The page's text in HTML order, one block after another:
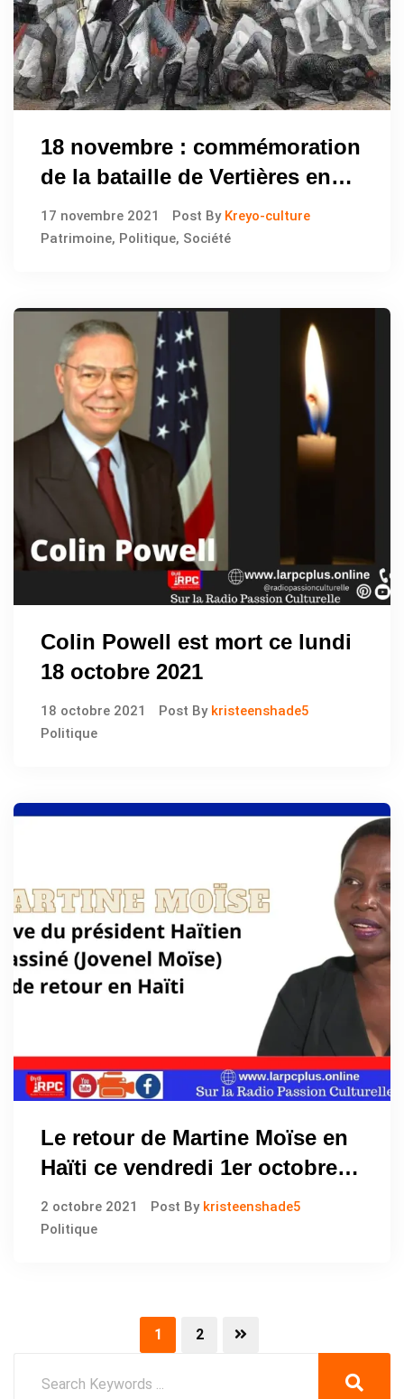
18 novembre : commémoration
de la bataille de Vertières en
Haïti, symbole de liberté
ailleurs
17 novembre 2021 Post By Kreyo-culture
Patrimoine, Politique, Société
Colin Powell est mort ce lundi
18 octobre 2021
18 octobre 2021 Post By kristeenshade5
Politique
Le retour de Martine Moïse en
Haïti ce vendredi 1er octobre
2021
2 octobre 2021 Post By kristeenshade5
Politique
1 2